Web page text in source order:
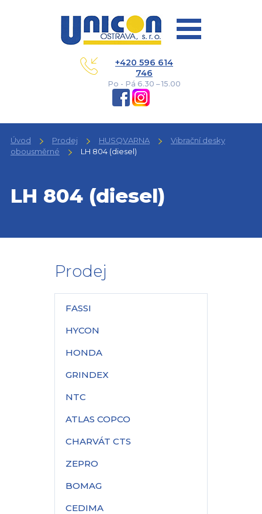
+420 596 614
746
Po - Pá 6.30 – 15.00
Úvod Prodej HUSQVARNA
Vibrační desky
obousměrné
LH 804 (diesel)
LH 804 (diesel)
Prodej
FASSI
HYCON
HONDA
GRINDEX
NTC
ATLAS COPCO
CHARVÁT CTS
ZEPRO
BOMAG
CEDIMA